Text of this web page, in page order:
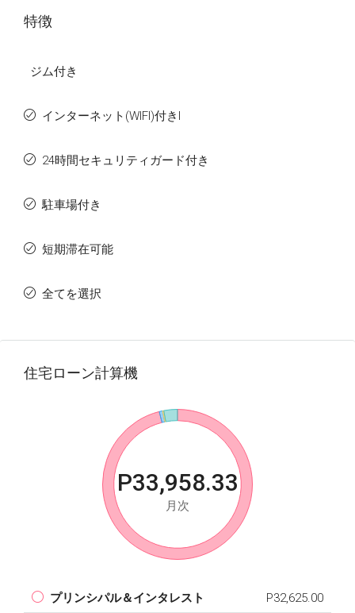
特徴
ジム付き
インターネット(WIFI)付きI
24時間セキュリティガード付き
駐車場付き
短期滞在可能
全てを選択
住宅ローン計算機
P33,958.33
月次
プリンシパル＆インタレスト P32,625.00